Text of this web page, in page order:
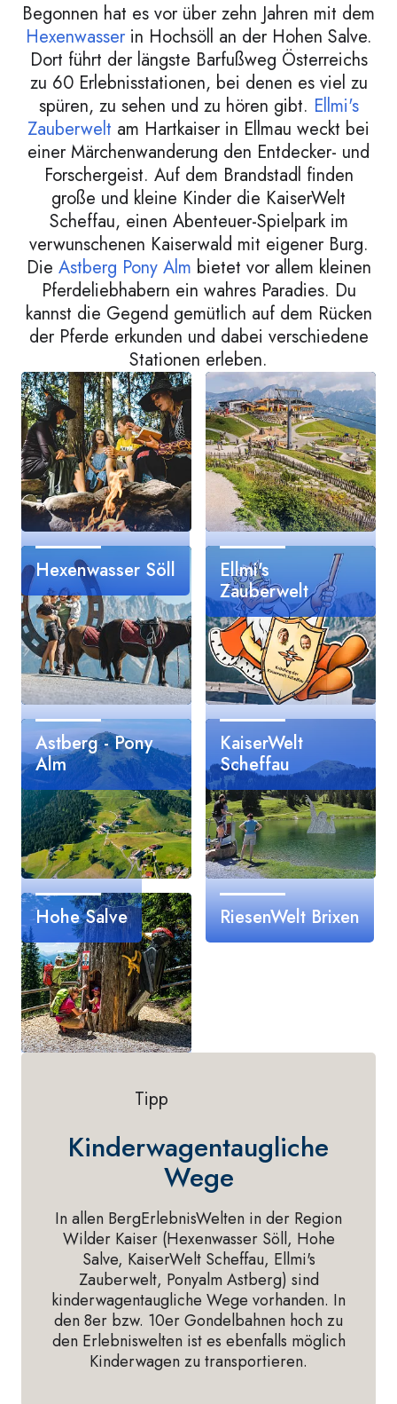
Begonnen hat es vor über zehn Jahren mit dem
Hexenwasserin Hochsöll an der Hohen Salve.
Dort führt der längste Barfußweg Österreichs
zu 60 Erlebnisstationen, bei denen es viel zu
spüren, zu sehen und zu hören gibt. Ellmi's
Zauberwelt am Hartkaiser in Ellmau weckt bei
einer Märchenwanderung den Entdecker- und
Forschergeist. Auf dem Brandstadl finden
große und kleine Kinder die KaiserWelt
Scheffau, einen Abenteuer-Spielpark im
verwunschenen Kaiserwald mit eigener Burg.
Die Astberg Pony Alm bietet vor allem kleinen
Pferdeliebhabern ein wahres Paradies. Du
kannst die Gegend gemütlich auf dem Rücken
der Pferde erkunden und dabei verschiedene
Stationen erleben.
Hexenwasser Söll
Ellmi's
Zauberwelt
Astberg - Pony
Alm
KaiserWelt
Scheffau
Hohe Salve RiesenWelt Brixen
Tipp
Kinderwagentaugliche
Wege
In allen BergErlebnisWelten in der Region
Wilder Kaiser (Hexenwasser Söll, Hohe
Salve, KaiserWelt Scheffau, Ellmi's
Zauberwelt, Ponyalm Astberg) sind
kinderwagentaugliche Wege vorhanden. In
den 8er bzw. 10er Gondelbahnen hoch zu
den Erlebniswelten ist es ebenfalls möglich
Kinderwagen zu transportieren.